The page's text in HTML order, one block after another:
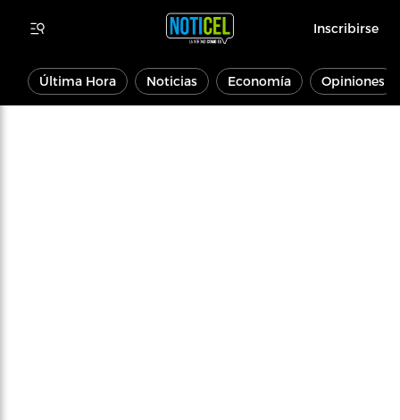
Inscribirse
Última Hora Noticias Economía Opiniones